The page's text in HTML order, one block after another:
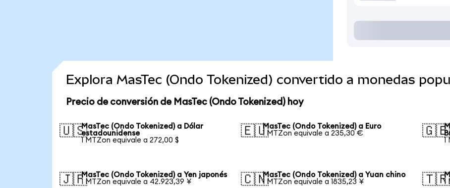
Explora MasTec (Ondo Tokenized) convertido a monedas
Precio de conversión de MasTec (Ondo Tokenized) hoy
🇺🇸MasTec (Ondo Tokenized) a Dólar
estadounidense
1 MTZon equivale a 272,00 $
🇪🇺MasTec (Ondo Tokenized) a Euro
1 MTZon equivale a 235,30 €
🇬🇧
1
🇯🇵MasTec (Ondo Tokenized) a Yen japonés
1 MTZon equivale a 42.923,39 ¥
🇨🇳MasTec (Ondo Tokenized) a Yuan chino
1 MTZon equivale a 1835,23 ¥
🇹🇷
1